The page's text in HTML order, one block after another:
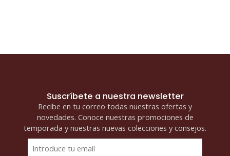
Suscríbete a nuestra newsletter
Recibe en tu correo todas nuestras ofertas y
novedades. Conoce nuestras promociones de
temporada y nuestras nuevas colecciones y consejos.